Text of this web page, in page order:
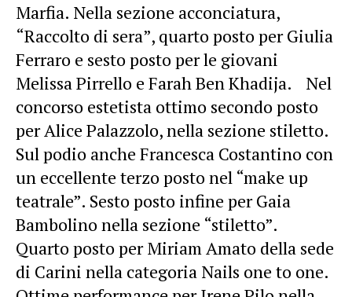
Marfia. Nella sezione acconciatura,
“Raccolto di sera”, quarto posto per Giulia
Ferraro e sesto posto per le giovani
Melissa Pirrello e Farah Ben Khadija. Nel
concorso estetista ottimo secondo posto
per Alice Palazzolo, nella sezione stiletto.
Sul podio anche Francesca Costantino con
un eccellente terzo posto nel “make up
teatrale”. Sesto posto infine per Gaia
Bambolino nella sezione “stiletto”.
Quarto posto per Miriam Amato della sede
di Carini nella categoria Nails one to one.